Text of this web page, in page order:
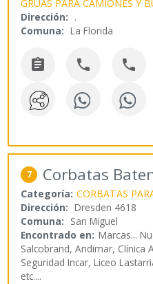
GRUAS PARA CAMIONES Y
Dirección: .
Comuna: La Florida
  
7 Corbatas
Categoría: CORBATAS
Dirección: Dresden 4618
Comuna: San Miguel
Encontrado en: Marcas...
Salcobrand, Andimar, Clínica
Seguridad Incar, Liceo
etc....